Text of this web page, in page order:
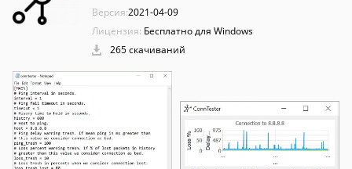
Версия:2021-04-09
Лицензия: Бесплатно для Windows
265 скачиваний